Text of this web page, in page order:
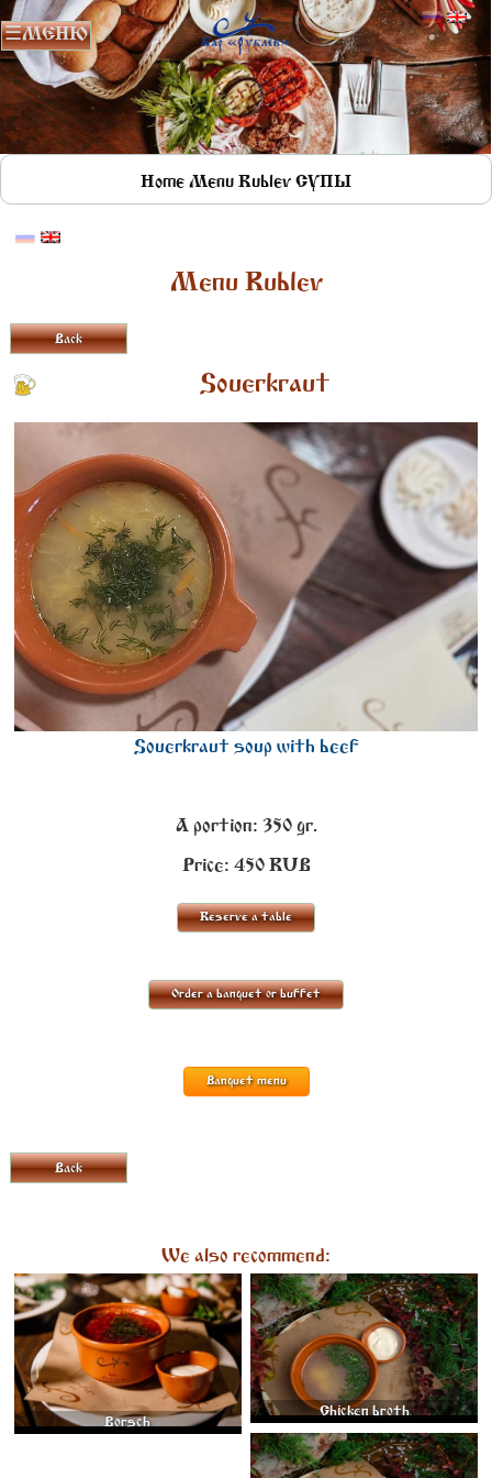
Home Menu Rublev СУПЫ
Menu Rublev
Back
Souerkraut
Souerkraut soup with beef
A portion: 350 gr.
Price: 450 RUB
Reserve a table
Order a banquet or buffet
Banquet menu
Back
We also recommend:
Borsch
BORSCH WITH CABBAGE AND BEEF
350 GR.
525
Chicken broth
CHICKEN BROTH WITH NOODLES,
EGG AND BOILED BREAST 350 GR.
400
TRADITIONAL RUSSIAN PORCINI
MUSHROOM SOUP 350 GR.